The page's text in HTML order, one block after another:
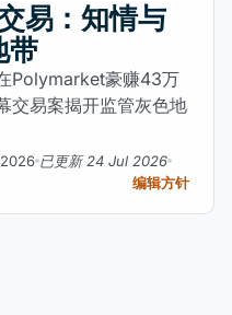
易：知情与
带
Polymarket豪赚43万
交易案揭开监管灰色地
已更新 24 Jul 2026
编辑方针